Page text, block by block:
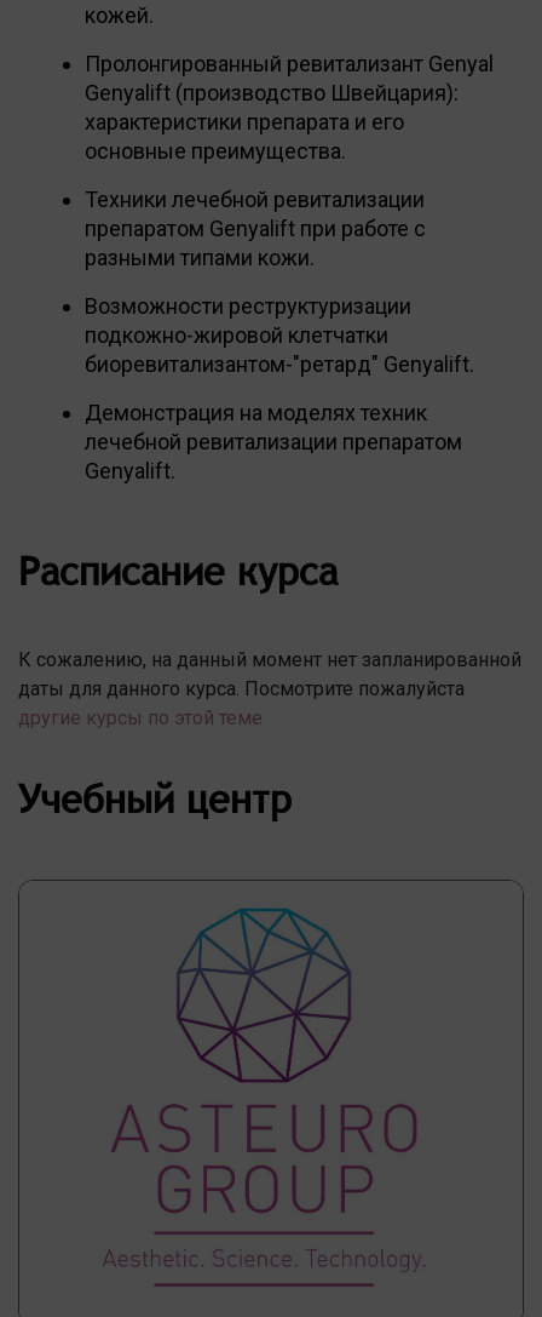
кожей.
Пролонгированный ревитализант Genyal
Genyalift (производство Швейцария):
характеристики препарата и его
основные преимущества.
Техники лечебной ревитализации
препаратом Genyalift при работе с
разными типами кожи.
Возможности реструктуризации
подкожно-жировой клетчатки
биоревитализантом-"ретард" Genyalift.
Демонстрация на моделях техник
лечебной ревитализации препаратом
Genyalift.
Расписание курса
К сожалению, на данный момент нет запланированной
даты для данного курса. Посмотрите пожалуйста
другие курсы по этой теме
Учебный центр